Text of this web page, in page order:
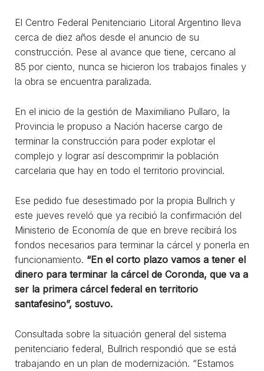
El Centro Federal Penitenciario Litoral Argentino lleva
cerca de diez años desde el anuncio de su
construcción. Pese al avance que tiene, cercano al
85 por ciento, nunca se hicieron los trabajos finales y
la obra se encuentra paralizada.
En el inicio de la gestión de Maximiliano Pullaro, la
Provincia le propuso a Nación hacerse cargo de
terminar la construcción para poder explotar el
complejo y lograr así descomprimir la población
carcelaria que hay en todo el territorio provincial.
Ese pedido fue desestimado por la propia Bullrich y
este jueves reveló que ya recibió la confirmación del
Ministerio de Economía de que en breve recibirá los
fondos necesarios para terminar la cárcel y ponerla en
funcionamiento. “En el corto plazo vamos a tener el
dinero para terminar la cárcel de Coronda, que va a
ser la primera cárcel federal en territorio
santafesino”, sostuvo.
Consultada sobre la situación general del sistema
penitenciario federal, Bullrich respondió que se está
trabajando en un plan de modernización. “Estamos